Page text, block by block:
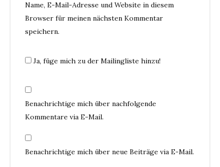
Name, E-Mail-Adresse und Website in diesem
Browser für meinen nächsten Kommentar
speichern.
Ja, füge mich zu der Mailingliste hinzu!
Benachrichtige mich über nachfolgende
Kommentare via E-Mail.
Benachrichtige mich über neue Beiträge via E-Mail.